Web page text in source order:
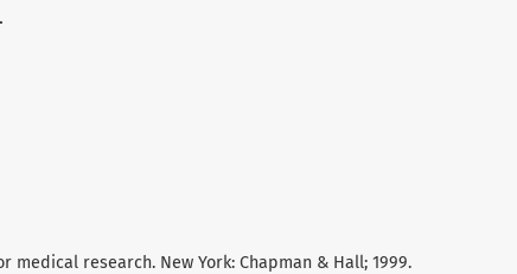
medical research. New York: Chapman & Hall; 1999.